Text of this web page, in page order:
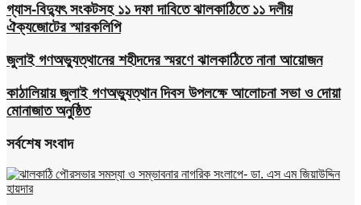
গ্যাস-বিদ্যুৎ সংকটসহ ১১ দফা দাবিতে ঝালকাঠিতে ১১ দলীয়
ঐক্যজোটের স্মারকলিপি
জুলাই গণঅভ্যুত্থানের শহীদদের স্মরণে ঝালকাঠিতে নানা আয়োজন
কাঠালিয়ায় জুলাই গণঅভ্যুত্থান দিবস উপলক্ষে আলোচনা সভা ও দোয়া
মোনাজাত অনুষ্ঠিত
সর্বশেষ সংবাদ